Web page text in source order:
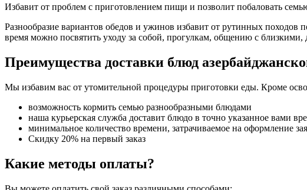
Избавит от проблем с приготовлением пищи и позволит побаловать
Разнообразие вариантов обедов и ужинов избавит от рутинных походов
время можно посвятить уходу за собой, прогулкам, общению с близкими,
Преимущества доставки блюд
Мы избавим вас от утомительной процедуры приготовки еды. Кроме
возможность кормить семью разнообразными блюдами
наша курьерская служба доставит блюдо в точно указанное вами
минимальное количество времени, затрачиваемое на оформление
Скидку 20% на первый заказ
Какие методы оплаты?